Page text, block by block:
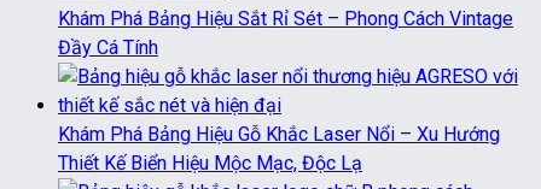
Khám Phá Bảng Hiệu Sắt Rỉ Sét – Phong Cách Vintage
Đầy Cá Tính
Khám Phá Bảng Hiệu Gỗ Khắc Laser Nổi – Xu Hướng
Thiết Kế Biển Hiệu Mộc Mạc, Độc Lạ